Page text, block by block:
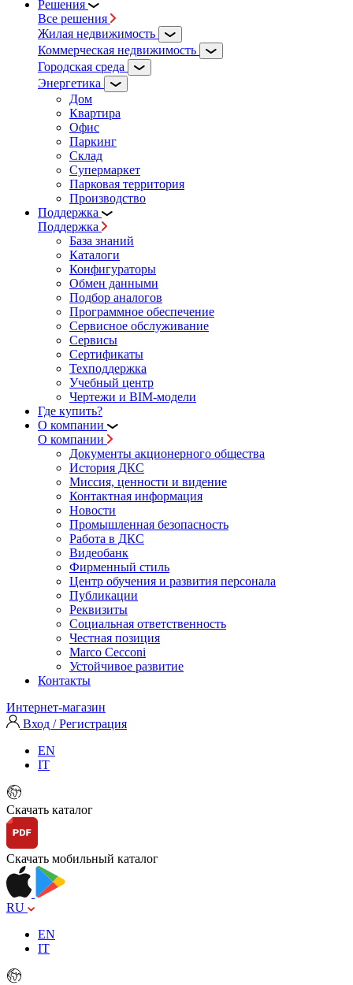
Решения
Все решения
Жилая недвижимость
Коммерческая недвижимость
Городская среда
Энергетика
Дом
Квартира
Офис
Паркинг
Склад
Супермаркет
Парковая территория
Производство
Поддержка
Поддержка
База знаний
Каталоги
Конфигураторы
Обмен данными
Подбор аналогов
Программное обеспечение
Сервисное обслуживание
Сервисы
Сертификаты
Техподдержка
Учебный центр
Чертежи и BIM-модели
Где купить?
О компании
О компании
Документы акционерного общества
История ДКС
Миссия, ценности и видение
Контактная информация
Новости
Промышленная безопасность
Работа в ДКС
Видеобанк
Фирменный стиль
Центр обучения и развития персонала
Публикации
Реквизиты
Социальная ответственность
Честная позиция
Marco Cecconi
Устойчивое развитие
Контакты
Интернет-магазин
Вход / Регистрация
EN
IT
Скачать каталог
Скачать мобильный каталог
RU
EN
IT